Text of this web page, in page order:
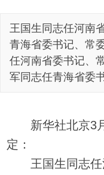
王国生同志任河南
青海省委书记、常
任河南省委书记、
军同志任青海省委书
新华社北京3月
定：
王国生同志任